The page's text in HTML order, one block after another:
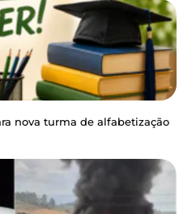
nova turma de alfabetização